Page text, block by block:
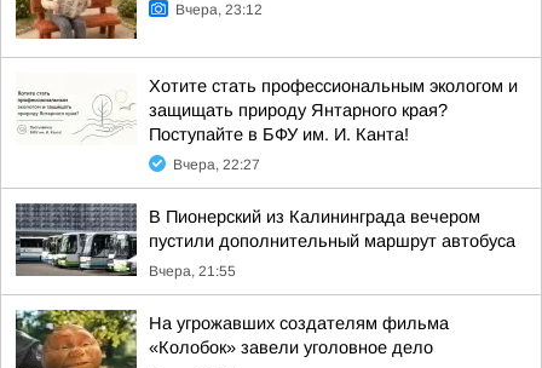
Вчера, 23:12
Хотите стать профессиональным экологом и
защищать природу Янтарного края?
Поступайте в БФУ им. И. Канта!
Вчера, 22:27
В Пионерский из Калининграда вечером
пустили дополнительный маршрут автобуса
Вчера, 21:55
На угрожавших создателям фильма
«Колобок» завели уголовное дело